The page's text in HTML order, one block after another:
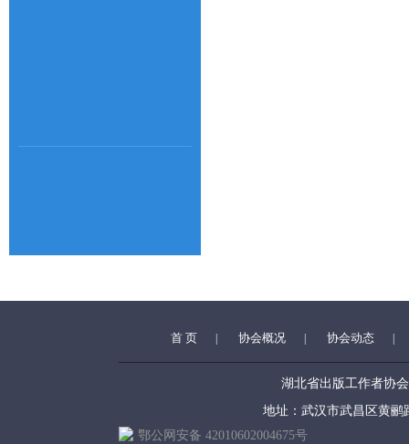
首 页 协会概况 协会动态
湖北省出版工作者协
地址：武汉市武昌区黄
鄂公网安备 42010602004675号